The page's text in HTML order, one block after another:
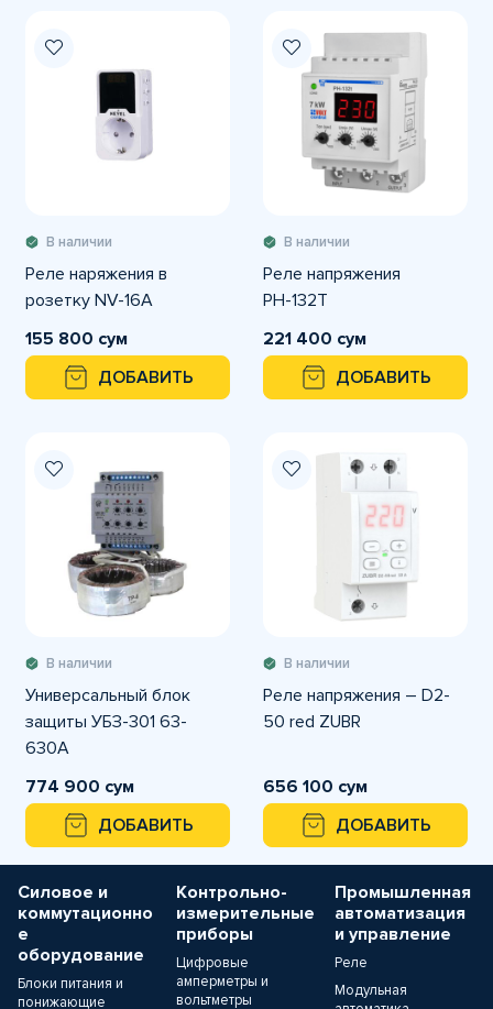
В наличии
Реле наряжения в
розетку NV-16А
155 800 сум
ДОБАВИТЬ
В наличии
Реле напряжения
РН-132Т
221 400 сум
ДОБАВИТЬ
В наличии
Универсальный блок
защиты УБЗ-301 63-
630А
774 900 сум
ДОБАВИТЬ
В наличии
Реле напряжения – D2-
50 red ZUBR
656 100 сум
ДОБАВИТЬ
Силовое и
коммутационно
е
оборудование
Блоки питания и
понижающие
Контрольно-
измерительные
приборы
Цифровые
амперметры и
вольтметры
Промышленная
автоматизация
и управление
Реле
Модульная